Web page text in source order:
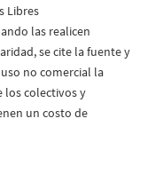
Libres
las realicen
se cite la fuente y
no comercial la
los colectivos y
un costo de